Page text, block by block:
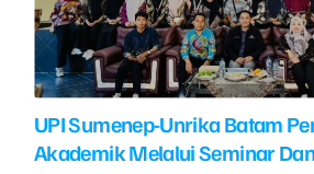
UPI Sumenep-Unrika Batam
Akademik Melalui Seminar